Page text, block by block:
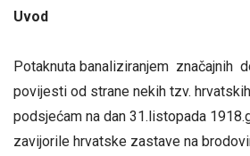
Uvod
Potaknuta banaliziranjem značajnih
povijesti od strane nekih tzv.
podsjećam na dan 31.listopada
zavijorile hrvatske zastave na